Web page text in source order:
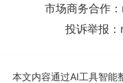
市场商务合作：
投诉举报：
本文内容通过AI工具智能